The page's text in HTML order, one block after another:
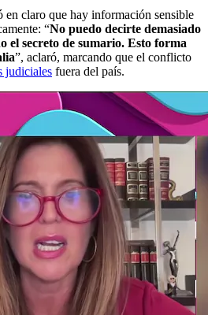
en claro que hay información sensible
“No puedo decirte demasiado
el secreto de sumario. Esto forma
”, aclaró, marcando que el conflicto
judiciales fuera del país.